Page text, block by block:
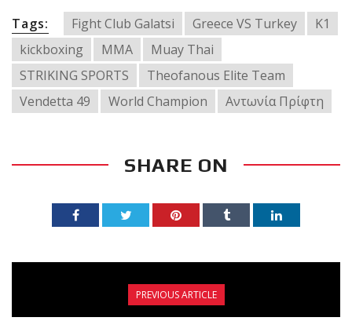
Tags: Fight Club Galatsi Greece VS Turkey
K1
kickboxing
MMA
Muay Thai
STRIKING SPORTS
Theofanous Elite Team
Vendetta 49
World Champion Αντωνία Πρίφτη
SHARE ON
PREVIOUS ARTICLE